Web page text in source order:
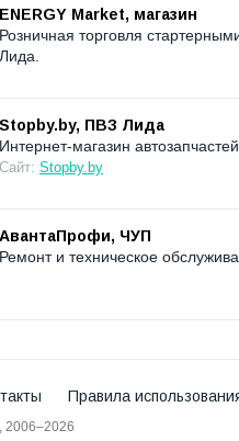
ENERGY Market, магазин
Розничная торговля
Лида.
Stopby.by, ПВЗ Лида
Интернет-магазин
Сайт: Stopby.by
АвантаПрофи, ЧУП
Ремонт и техническое
Правила
2006–2026